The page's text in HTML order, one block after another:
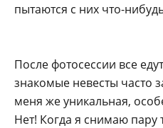
пытаются с них что-
После фотосессии все
знакомые невесты часто
меня же уникальная,
Нет! Когда я снимаю пару